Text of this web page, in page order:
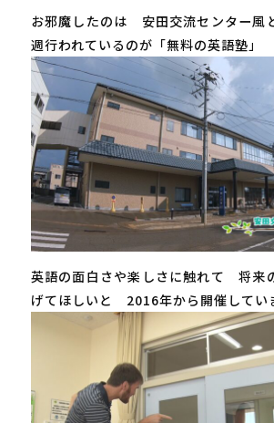
お邪魔したのは 安田交流センター
週行われているのが「無料の英語塾」
英語の面白さや楽しさに触れて 将来
げてほしいと 2016年から開催してい